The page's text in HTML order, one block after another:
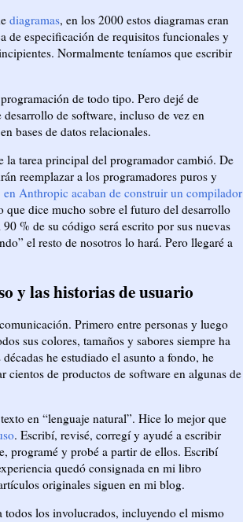
diagramas, en los 2000 estos diagramas eran
de especificación de requisitos funcionales y
Normalmente teníamos que escribir
de todo tipo. Pero dejé de
de software, incluso de vez en
bases de datos relacionales.
tarea principal del programador cambió. De
reemplazar a los programadores puros y
en Anthropic acaban de construir un compilador
que dice mucho sobre el futuro del desarrollo
% de su código será escrito por sus nuevas
el resto de nosotros lo hará. Pero llegaré a
y las historias de usuario
Primero entre personas y luego
sus colores, tamaños y sabores siempre ha
he estudiado el asunto a fondo, he
cientos de productos de software en algunas de
en “lenguaje natural”. Hice lo mejor que
. Escribí, revisé, corregí y ayudé a escribir
programé y probé a partir de ellos. Escribí
quedó consignada en mi libro
originales siguen en mi blog.
todos los involucrados, incluyendo el mismo